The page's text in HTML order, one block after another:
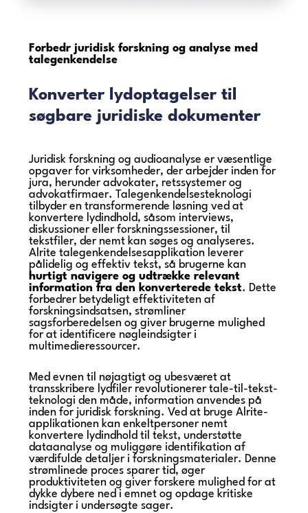
Forbedr juridisk forskning og analysemed
talegenkendelse
Konverter lydoptagelser til
søgbare juridiske dokumenter
Juridisk forskning og audioanalyse er væsentlige
opgaver for virksomheder, der arbejder inden for
jura, herunder advokater, retssystemer og
advokatfirmaer. Talegenkendelsesteknologi
tilbyder en transformerende løsning ved at
konvertere lydindhold, såsom interviews,
diskussioner eller forskningssessioner, til
tekstfiler, der nemt kan søges og analyseres.
Alrite talegenkendelsesapplikation leverer
pålidelig og effektiv tekst, så brugerne kan
hurtigt navigere og udtrække relevant
information fra den konverterede tekst. Dette
forbedrer betydeligt effektiviteten af
forskningsindsatsen, strømliner
sagsforberedelsen og giver brugerne mulighed
for at identificere nøgleindsigter i
multimedieressourcer.
Med evnen til nøjagtigt og ubesværet at
transskribere lydfiler revolutionerer tale-til-tekst-
teknologi den måde, information anvendes på
inden for juridisk forskning. Ved at bruge Alrite-
applikationen kan enkeltpersoner nemt
konvertere lydindhold til tekst, understøtte
dataanalyse og muliggøre identifikation af
værdifulde detaljer i forskningsmaterialer. Denne
strømlinede proces sparer tid, øger
produktiviteten og giver forskere mulighed for at
dykke dybere ned i emnet og opdage kritiske
indsigter i undersøgte sager.